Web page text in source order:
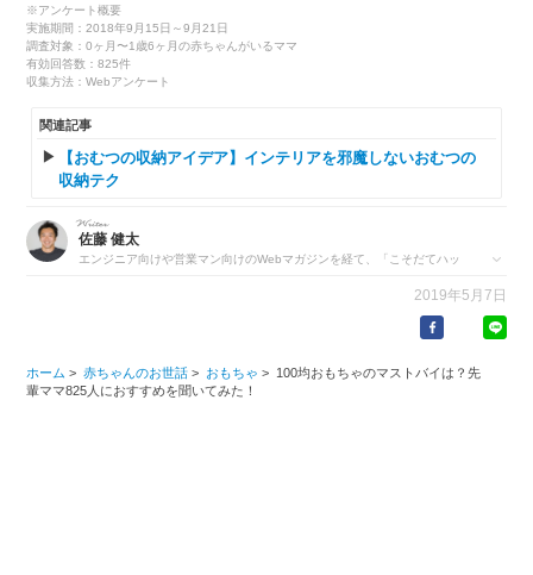
※アンケート概要
実施期間：2018年9月15日～9月21日
調査対象：0ヶ月〜1歳6ヶ月の赤ちゃんがいるママ
有効回答数：825件
収集方法：Webアンケート
関連記事
【おむつの収納アイデア】インテリアを邪魔しないおむつの
収納テク
佐藤 健太
エンジニア向けや営業マン向けのWebマガジンを経て、「こそだてハッ
2019年5月7日
ホーム > 赤ちゃんのお世話 > おもちゃ > 100均おもちゃのマストバイは？先
輩ママ825人におすすめを聞いてみた！